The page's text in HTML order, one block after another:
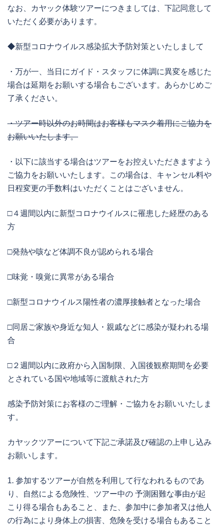
なお、カヤック体験ツアーにつきましては、下記同意して
いただく必要があります。
◆新型コロナウイルス感染拡大予防対策といたしまして
・万が一、当日にガイド・スタッフに体調に異変を感じた
場合は延期をお願いする場合もございます。あらかじめご
了承ください。
・ツアー時以外のお時間はお客様もマスク着用にご協力を
お願いいたします。
・以下に該当する場合はツアーをお控えいただきますよう
ご協力をお願いいたします。この場合は、キャンセル料や
日程変更の手数料はいただくことはございません。
□４週間以内に新型コロナウイルスに罹患した経歴のある
方
□発熱や咳など体調不良が認められる場合
□味覚・嗅覚に異常がある場合
□新型コロナウイルス陽性者の濃厚接触者となった場合
□同居ご家族や身近な知人・親戚などに感染が疑われる場
合
□２週間以内に政府から入国制限、入国後観察期間を必要
とされている国や地域等に渡航された方
感染予防対策にお客様のご理解・ご協力をお願いいたしま
す。
カヤックツアーについて下記ご承諾及び確認の上申し込み
お願いします。
1. 参加するツアーが自然を利用して行なわれるものであ
り、自然による危険性、ツアー中の 予測困難な事由が起
こり得る場合もあること、また、参加中に参加者又は他人
の行為により身体上の損害、危険を受ける場合もあること